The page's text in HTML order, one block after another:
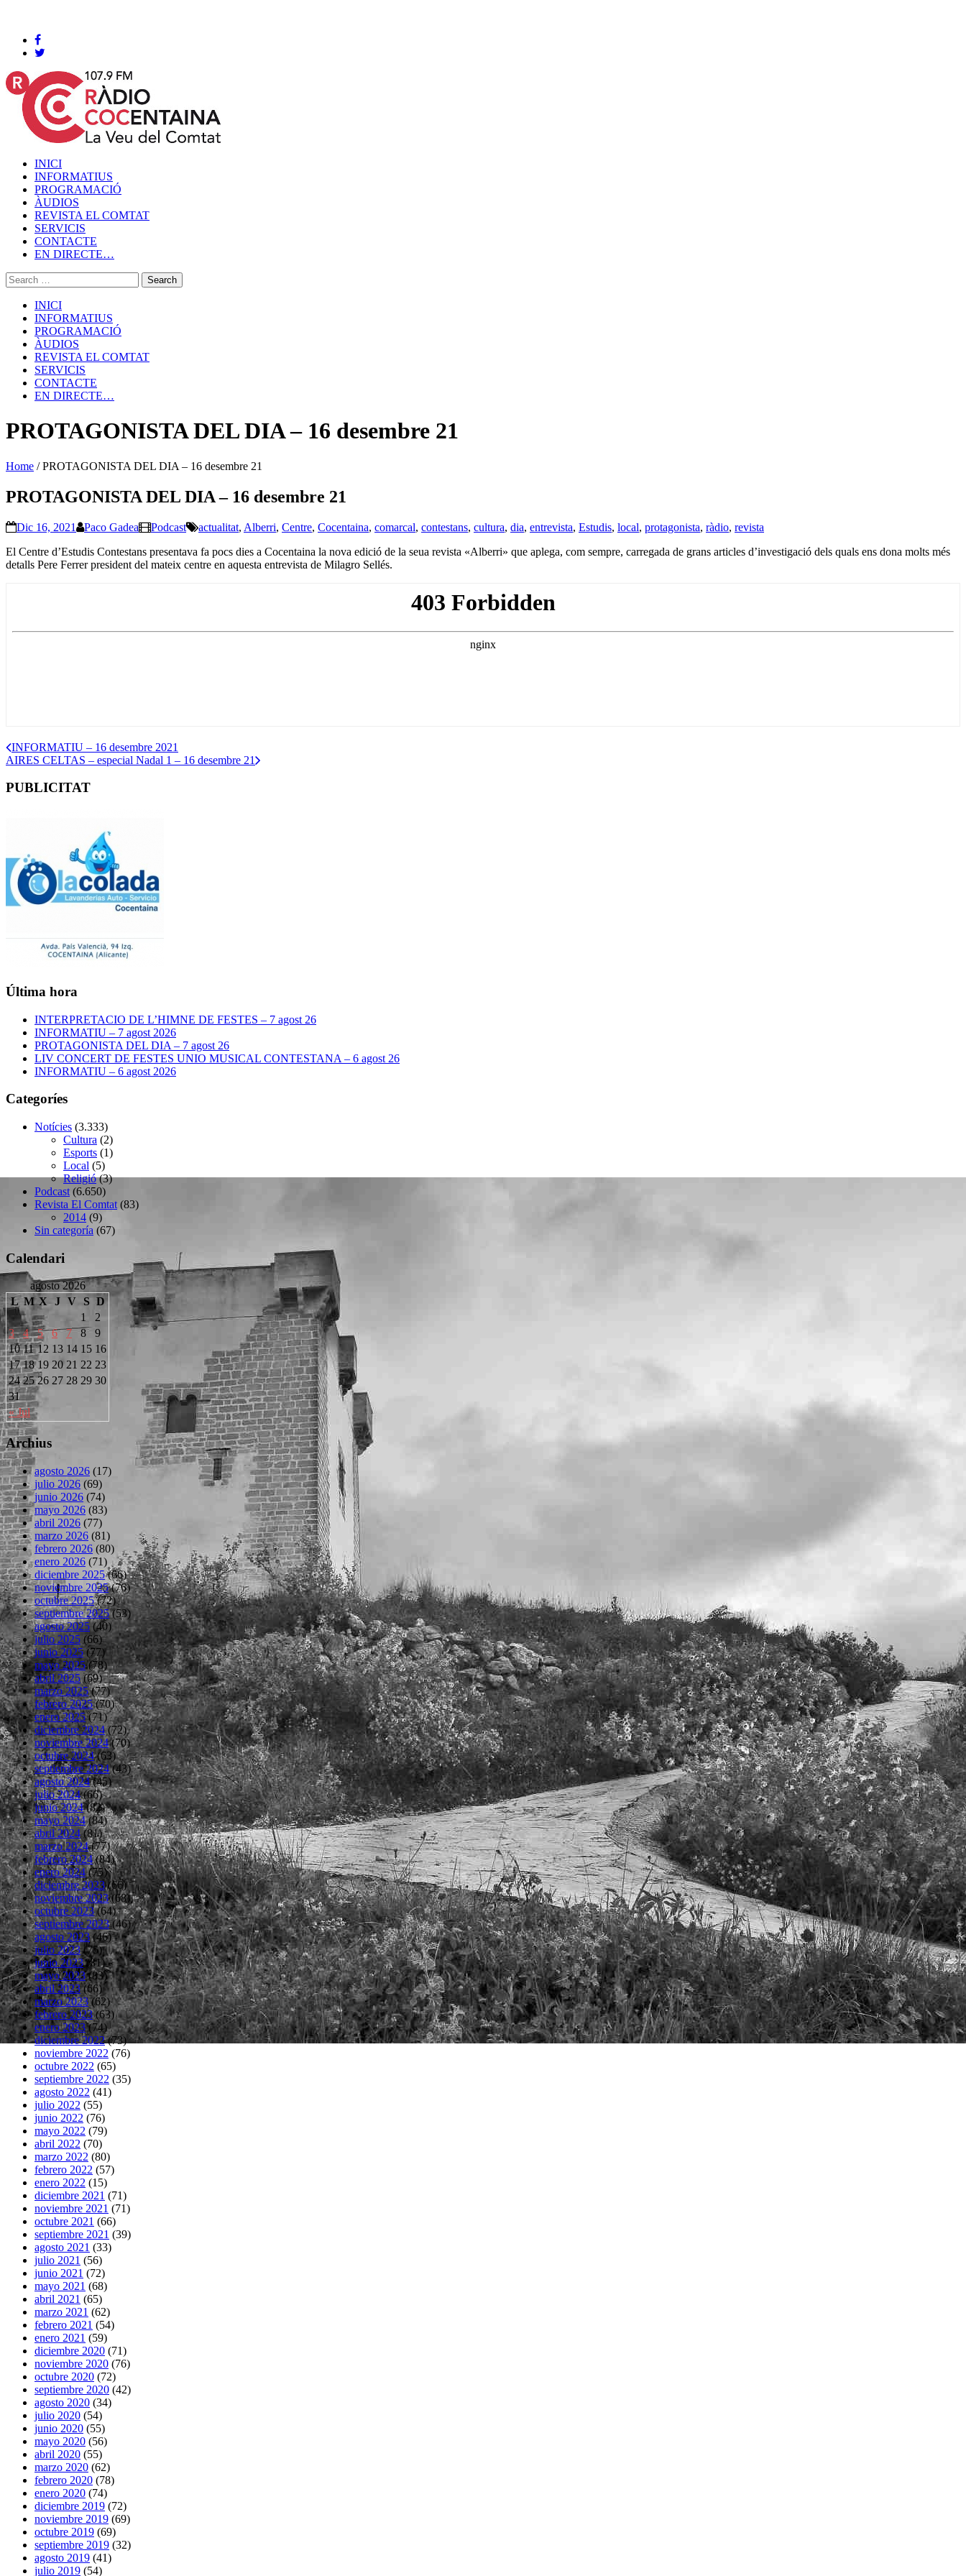
INICI
INFORMATIUS
PROGRAMACIÓ
ÀUDIOS
REVISTA EL COMTAT
SERVICIS
CONTACTE
EN DIRECTE…
INICI
INFORMATIUS
PROGRAMACIÓ
ÀUDIOS
REVISTA EL COMTAT
SERVICIS
CONTACTE
EN DIRECTE…
PROTAGONISTA DEL DIA – 16 desembre 21
Home /PROTAGONISTA DEL DIA – 16 desembre 21
PROTAGONISTA DEL DIA – 16 desembre 21
Dic 16, 2021 Paco Gadea Podcast actualitat, Alberri, Centre, Cocentaina, comarcal, contestans, cultura, dia, entrevista, Estudis, local, protagonista, ràdio, revista
El Centre d’Estudis Contestans presentava fa pocs dies a Cocentaina la nova edició de la seua revista «Alberri» que aplega, com sempre, carregada de grans articles d’investigació dels quals ens dona molts més
detalls Pere Ferrer president del mateix centre en aquesta entrevista de Milagro Sellés.
INFORMATIU – 16 desembre 2021
AIRES CELTAS – especial Nadal 1 – 16 desembre 21
PUBLICITAT
Última hora
INTERPRETACIO DE L’HIMNE DE FESTES – 7 agost 26
INFORMATIU – 7 agost 2026
PROTAGONISTA DEL DIA – 7 agost 26
LIV CONCERT DE FESTES UNIO MUSICAL CONTESTANA – 6 agost 26
INFORMATIU – 6 agost 2026
Categoríes
Notícies (3.333)
Cultura (2)
Esports (1)
Local (5)
Religió(3)
Podcast (6.650)
Revista El Comtat (83)
2014 (9)
Sin categoría (67)
Calendari
agosto 2026
L M X J V S D
« Jul
1
2
3
4 5 6 7 8
9
10 11 12 13 14 15 16
17 18 19 20 21 22 23
24 25 26 27 28 29 30
31
Archius
agosto 2026 (17)
julio 2026 (69)
junio 2026 (74)
mayo 2026 (83)
abril 2026 (77)
marzo 2026 (81)
febrero 2026 (80)
enero 2026 (71)
diciembre 2025(66)
noviembre 2025(76)
octubre 2025(72)
septiembre 2025(53)
agosto 2025(40)
julio 2025 (66)
junio 2025(77)
mayo 2025(78)
abril 2025(69)
marzo 2025(77)
febrero 2025(70)
enero 2025(71)
diciembre 2024(72)
noviembre 2024(70)
octubre 2024(63)
septiembre 2024(43)
agosto 2024(45)
julio 2024(66)
junio 2024(82)
mayo 2024(84)
abril 2024(81)
marzo 2024(77)
febrero 2024(84)
enero 2024(75)
diciembre 2023(66)
noviembre 2023(68)
octubre 2023(64)
septiembre 2023(46)
agosto 2023(46)
julio 2023(75)
junio 2023(81)
mayo 2023(83)
abril 2023(66)
marzo 2023(62)
febrero 2023(63)
enero 2023(74)
diciembre 2022(73)
noviembre 2022 (76)
octubre 2022 (65)
septiembre 2022 (35)
agosto 2022 (41)
julio 2022 (55)
junio 2022 (76)
mayo 2022 (79)
abril 2022 (70)
marzo 2022 (80)
febrero 2022 (57)
enero 2022 (15)
diciembre 2021 (71)
noviembre 2021 (71)
octubre 2021 (66)
septiembre 2021 (39)
agosto 2021 (33)
julio 2021 (56)
junio 2021 (72)
mayo 2021 (68)
abril 2021 (65)
marzo 2021 (62)
febrero 2021 (54)
enero 2021 (59)
diciembre 2020 (71)
noviembre 2020 (76)
octubre 2020 (72)
septiembre 2020 (42)
agosto 2020 (34)
julio 2020 (54)
junio 2020 (55)
mayo 2020 (56)
abril 2020 (55)
marzo 2020 (62)
febrero 2020 (78)
enero 2020 (74)
diciembre 2019 (72)
noviembre 2019 (69)
octubre 2019 (69)
septiembre 2019 (32)
agosto 2019 (41)
julio 2019 (54)